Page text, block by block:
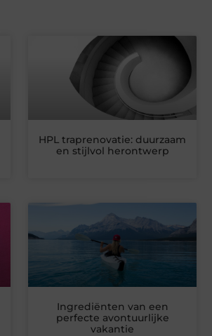
HPL traprenovatie: duurzaam
en stijlvol herontwerp
Ingrediënten van een
perfecte avontuurlijke
vakantie